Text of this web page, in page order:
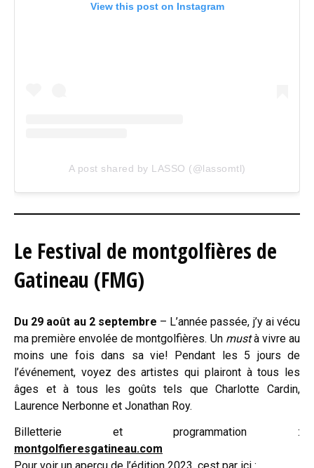
View this post on Instagram
A post shared by LASSO (@lassomtl)
Le Festival de montgolfières de
Gatineau (FMG)
Du 29 août au 2 septembre – L’année passée, j’y ai vécu
ma première envolée de montgolfières. Un mustà vivre au
moins une fois dans sa vie! Pendant les 5 jours de
l’événement, voyez des artistes qui plairont à tous les
âges et à tous les goûts tels que Charlotte Cardin,
Laurence Nerbonne et Jonathan Roy.
Billetterie et programmation :
montgolfieresgatineau.com